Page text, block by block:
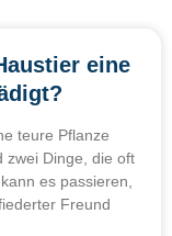
eine
teure Pflanze
zwei Dinge, die oft
es passieren,
Freund